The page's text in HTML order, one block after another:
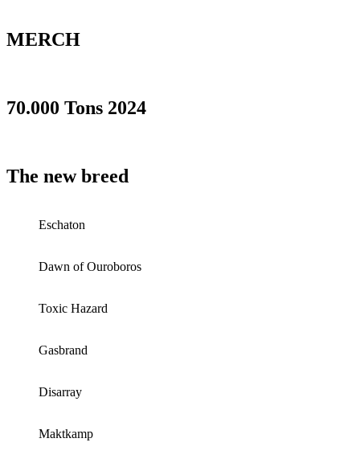
MERCH
70.000 Tons 2024
The new breed
Eschaton
Dawn of Ouroboros
Toxic Hazard
Gasbrand
Disarray
Maktkamp